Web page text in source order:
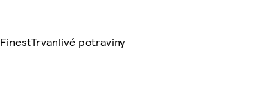
Trvanlivé potraviny